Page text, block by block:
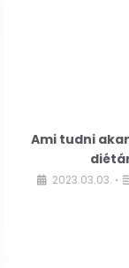
Ami tudni
2023.03.03. •